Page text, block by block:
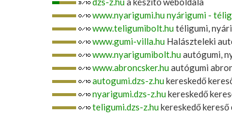
www.nyarigumi.hu nyárigumi -
www.teligumibolt.hutéligumi,
www.gumi-villa.hu Halászteleki
www.nyarigumibolt.huautógumi,
www.abroncsker.huautógumi
autogumi.dzs-z.hukereskedő
nyarigumi.dzs-z.hukereskedő
teligumi.dzs-z.hukereskedő kereső